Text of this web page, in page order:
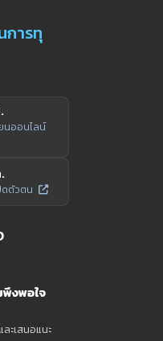
การทุ
นออนไลน์
ดตัวตน
พึงพอใจ
ะเสนอแนะ